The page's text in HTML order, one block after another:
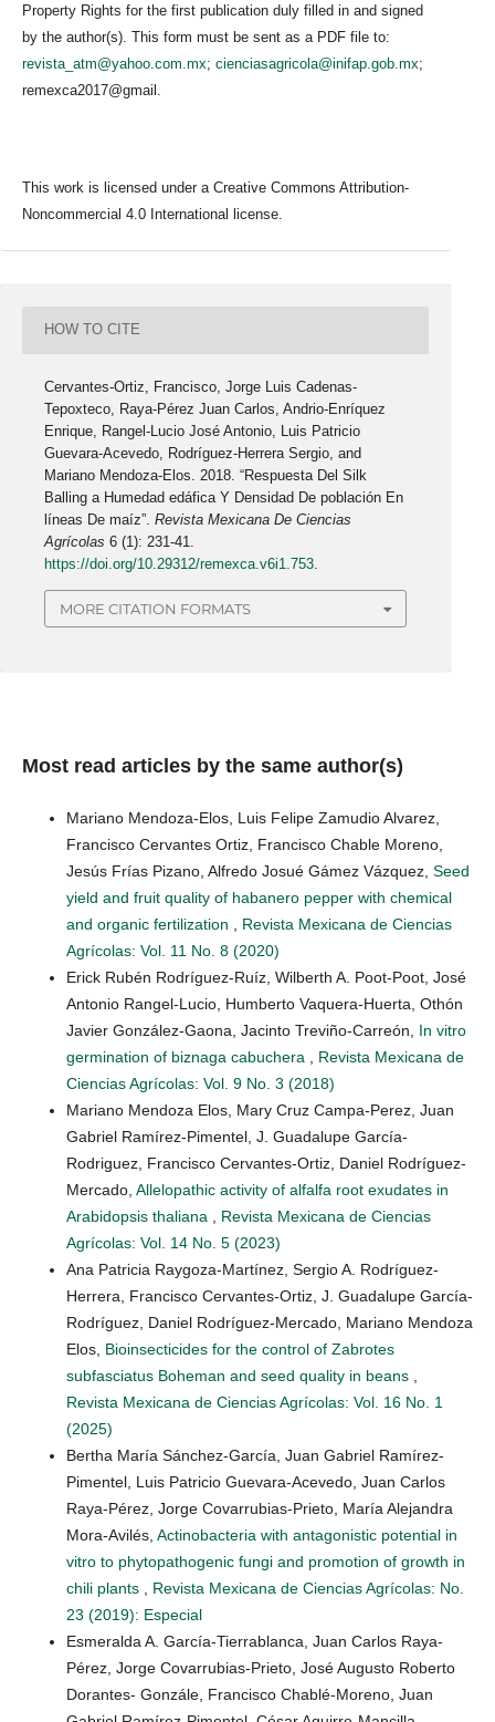
Property Rights for the first publication duly filled in and signed
by the author(s). This form must be sent as a PDF file to:
revista_atm@yahoo.com.mx; cienciasagricola@inifap.gob.mx;
remexca2017@gmail.
This work is licensed under a Creative Commons Attribution-
Noncommercial 4.0 International license.
HOW TO CITE
Cervantes-Ortiz, Francisco, Jorge Luis Cadenas-
Tepoxteco, Raya-Pérez Juan Carlos, Andrio-Enríquez
Enrique, Rangel-Lucio José Antonio, Luis Patricio
Guevara-Acevedo, Rodríguez-Herrera Sergio, and
Mariano Mendoza-Elos. 2018. “Respuesta Del Silk
Balling a Humedad edáfica Y Densidad De población En
líneas De maíz”.Revista Mexicana De Ciencias
Agrícolas 6 (1): 231-41.
https://doi.org/10.29312/remexca.v6i1.753
MORE CITATION FORMATS
Most read articles by the same author(s)
Mariano Mendoza-Elos, Luis Felipe Zamudio Alvarez,
Francisco Cervantes Ortiz, Francisco Chable Moreno,
Jesús Frías Pizano, Alfredo Josué Gámez Vázquez, Seed
yield and fruit quality of habanero pepper with chemical
and organic fertilization
Revista Mexicana de Ciencias
Agrícolas: Vol. 11 No. 8 (2020)
Erick Rubén Rodríguez-Ruíz, Wilberth A. Poot-Poot, José
Antonio Rangel-Lucio, Humberto Vaquera-Huerta, Othón
Javier González-Gaona, Jacinto Treviño-Carreón, In vitro
germination of biznaga cabuchera
Revista Mexicana de
Ciencias Agrícolas: Vol. 9 No. 3 (2018)
Mariano Mendoza Elos, Mary Cruz Campa-Perez, Juan
Gabriel Ramírez-Pimentel, J. Guadalupe García-
Rodriguez, Francisco Cervantes-Ortiz, Daniel Rodríguez-
Mercado, Allelopathic activity of alfalfa root exudates in
Arabidopsis thaliana
Revista Mexicana de Ciencias
Agrícolas: Vol. 14 No. 5 (2023)
Ana Patricia Raygoza-Martínez, Sergio A. Rodríguez-
Herrera, Francisco Cervantes-Ortiz, J. Guadalupe García-
Rodríguez, Daniel Rodríguez-Mercado, Mariano Mendoza
Elos, Bioinsecticides for the control of Zabrotes
subfasciatus Boheman and seed quality in beans
Revista Mexicana de Ciencias Agrícolas: Vol. 16 No. 1
(2025)
Bertha María Sánchez-García, Juan Gabriel Ramírez-
Pimentel, Luis Patricio Guevara-Acevedo, Juan Carlos
Raya-Pérez, Jorge Covarrubias-Prieto, María Alejandra
Mora-Avilés, Actinobacteria with antagonistic potential in
vitro to phytopathogenic fungi and promotion of growth in
chili plants
Revista Mexicana de Ciencias Agrícolas: No.
23 (2019): Especial
Esmeralda A. García-Tierrablanca, Juan Carlos Raya-
Pérez, Jorge Covarrubias-Prieto, José Augusto Roberto
Dorantes- Gonzále, Francisco Chablé-Moreno, Juan